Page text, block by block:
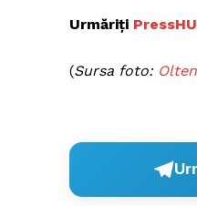
Urmăriți P
(Sursa foto: Ol